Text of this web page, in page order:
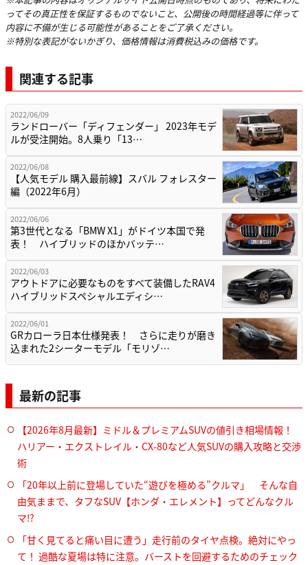
ってその真正性を保証するものでないこと、公開後の時間経過等に伴って
内容に不備が生じる可能性があることをご了承ください。
※特別な表記がないかぎり、価格情報は消費税込みの価格です。
関連する記事
2022/06/09
ランドローバー「ディフェンダー」 2023年モデ
ルが受注開始。8人乗り「13…
2022/06/08
【人気モデル 購入最前線】スバル フォレスター
編（2022年6月）
2022/06/06
第3世代となる「BMW X1」がドイツ本国で発
表！ ハイブリッドのほかバッテ…
2022/06/03
アウトドアに必要なものをすべて装備したRAV4
ハイブリッドスペシャルエディシ…
2022/06/01
GRカローラ日本仕様発表！ さらに走りが磨き
込まれた2シーターモデル「モリゾ…
最新の記事
【2026年8月最新】ミドル＆プレミアムSUVの値引き相場情報！
ハリアー・エクストレイル・CX-80など人気SUVの購入攻略と交渉
術
「20年以上前に登場していた“遊びを極める”クルマ」 そんな自
由気ままで、タフなSUV【ホンダ・エレメント】ってどんなクル
マ⁉︎
「甘く見てると痛い目に遭う」走行前のタイヤ点検。絶対にやっ
て！ 過酷な夏場は特に注意。バーストを回避するためのチェック